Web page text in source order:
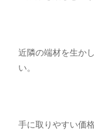
近隣の端材を生か
い。
手に取りやすい価